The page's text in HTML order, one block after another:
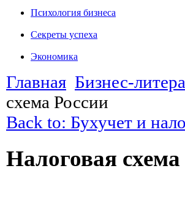
Психология бизнеса
Секреты успеха
Экономика
Главная Бизнес-
схема России
Back to: Бухучет и
Налоговая